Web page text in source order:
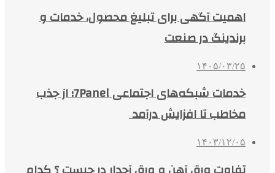
اهمیت آگهی برای تبلیغ محصول، خدمات و
برندینگ در صنعت
۱۴۰۵/۰۳/۲۵
خدمات شبکه‌های اجتماعی 7Panel؛ از جذب
مخاطب تا افزایش درآمد
۱۴۰۳/۱۲/۰۵